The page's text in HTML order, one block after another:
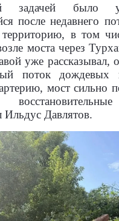
задачей было
после недавнего
в том
моста через
уже рассказывал,
поток дождевых
мост сильно
Ильдус Давлятов.